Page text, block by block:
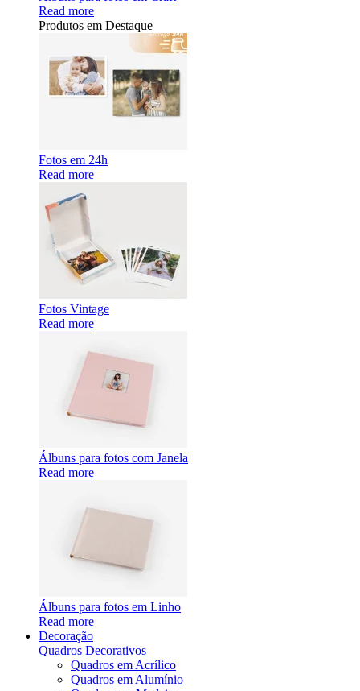
Read more
Produtos em Destaque
Fotos em 24h
Read more
Fotos Vintage
Read more
Álbuns para fotos com Janela
Read more
Álbuns para fotos em Linho
Read more
Decoração
Quadros Decorativos
Quadros em Acrílico
Quadros em Alumínio